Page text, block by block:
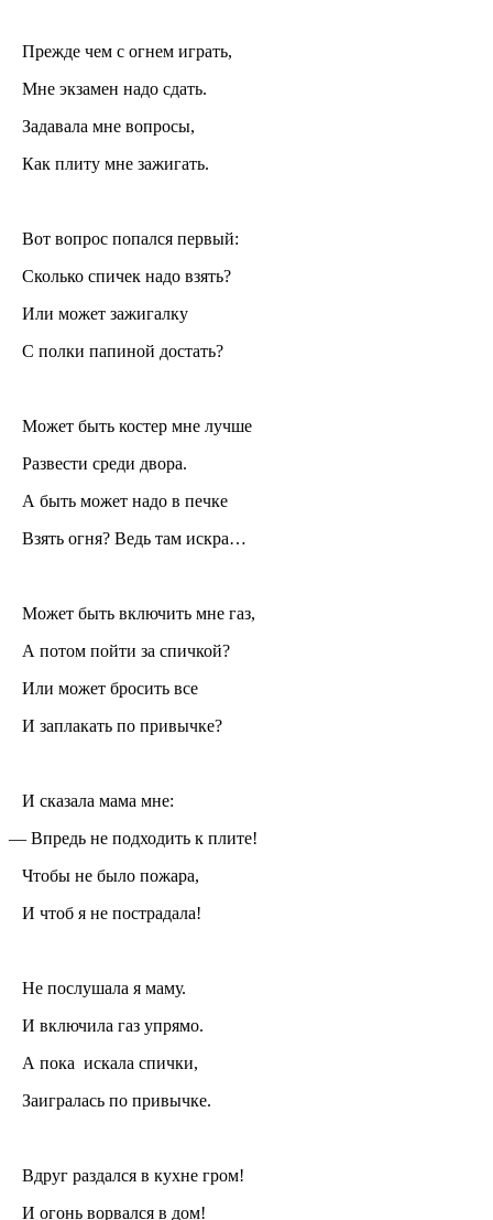
Прежде чем с огнем играть,
Мне экзамен надо сдать.
Задавала мне вопросы,
Как плиту мне зажигать.
Вот вопрос попался первый:
Сколько спичек надо взять?
Или может зажигалку
С полки папиной достать?
Может быть костер мне лучше
Развести среди двора.
А быть может надо в печке
Взять огня? Ведь там искра…
Может быть включить мне газ,
А потом пойти за спичкой?
Или может бросить все
И заплакать по привычке?
И сказала мама мне:
— Впредь не подходить к плите!
Чтобы не было пожара,
И чтоб я не пострадала!
Не послушала я маму.
И включила газ упрямо.
А пока искала спички,
Заигралась по привычке.
Вдруг раздался в кухне гром!
И огонь ворвался в дом!